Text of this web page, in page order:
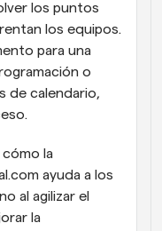
los puntos
los equipos.
para una
o
de calendario,
la
ayuda a los
al agilizar el
la